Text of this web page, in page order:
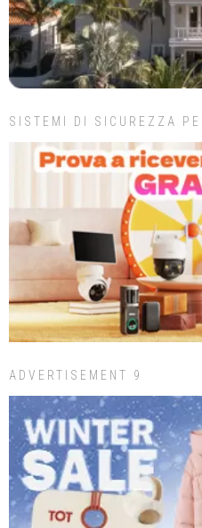
SISTEMI DI SICUREZZA
ADVERTISEMENT 9